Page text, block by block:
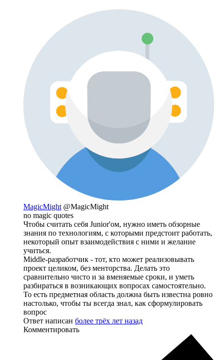
MagicMight @MagicMight
no magic quotes
Чтобы считать себя Junior'ом, нужно иметь обзорные
знания по технологиям, с которыми предстоит работать,
некоторый опыт взаимодействия с ними и желание
учиться.
Middle-разработчик - тот, кто может реализовывать
проект целиком, без менторства. Делать это
сравнительно чисто и за вменяемые сроки, и уметь
разбираться в возникающих вопросах самостоятельно.
То есть предметная область должна быть известна ровно
настолько, чтобы ты всегда знал, как сформулировать
вопрос
Ответ написан более трёх лет назад
Комментировать